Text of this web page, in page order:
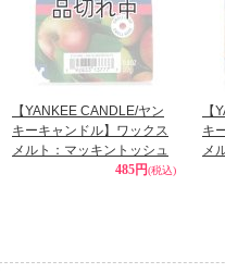
【YANKEE CANDLE/ヤン
キーキャンドル】ワックス
メルト：マッキントッシュ
485円(税込)
【
キ
メ